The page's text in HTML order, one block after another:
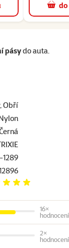
pásydo auta.
Obří
1289
16×
hodnocení
2×
hodnocení